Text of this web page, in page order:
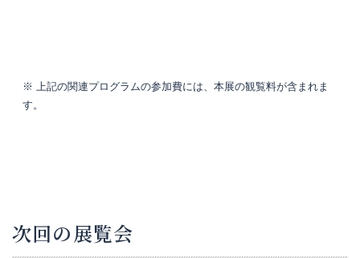
※ 上記の関連プログラムの参加費には、本展の観覧料が含まれま
す。
次回の展覧会